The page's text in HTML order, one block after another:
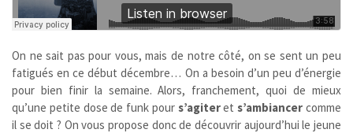
On ne sait pas pour vous, mais de notre côté, on se sent un peu
fatigués en ce début décembre… On a besoin d’un peu d’énergie
pour bien finir la semaine. Alors, franchement, quoi de mieux
qu’une petite dose de funk pour s’agiterets’ambiancer comme
il se doit ? On vous propose donc de découvrir aujourd’hui le jeune